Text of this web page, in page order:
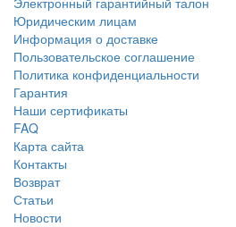
Юридическим лицам
Информация о доставке
Пользовательское соглашение
Политика конфиденциальности
Гарантия
Наши сертификаты
FAQ
Карта сайта
Контакты
Возврат
Статьи
Новости